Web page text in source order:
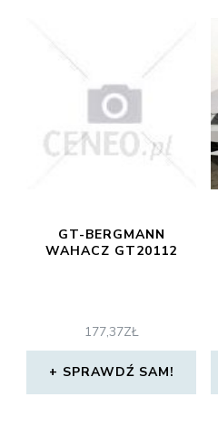
GT-BERGMANN
WAHACZ GT20112
177,37ZŁ
SPRAWDŹ SAM!